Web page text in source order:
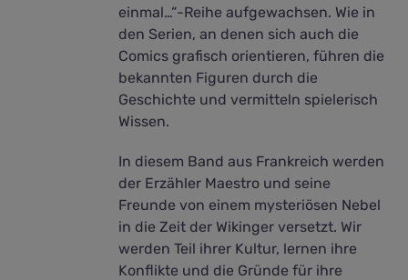
einmal…“-Reihe aufgewachsen. Wie in
den Serien, an denen sich auch die
Comics grafisch orientieren, führen die
bekannten Figuren durch die
Geschichte und vermitteln spielerisch
Wissen.
In diesem Band aus Frankreich werden
der Erzähler Maestro und seine
Freunde von einem mysteriösen Nebel
in die Zeit der Wikinger versetzt. Wir
werden Teil ihrer Kultur, lernen ihre
Konflikte und die Gründe für ihre